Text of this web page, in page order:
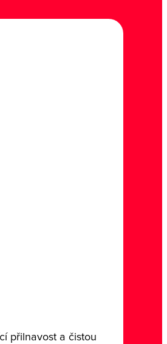
přilnavost a čistou